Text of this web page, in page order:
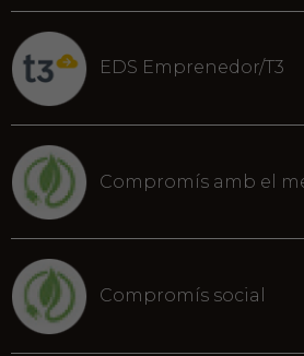
EDS Emprenedor/T3
Compromís amb el
Compromís social